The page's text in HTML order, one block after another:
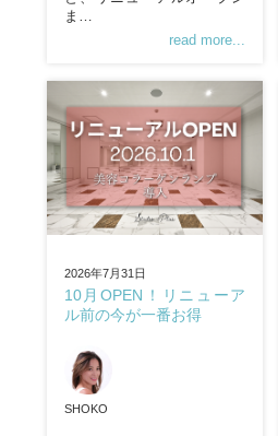
ま…
read more...
2026年7月31日
10月OPEN！リニューア
ル前の今が一番お得
SHOKO